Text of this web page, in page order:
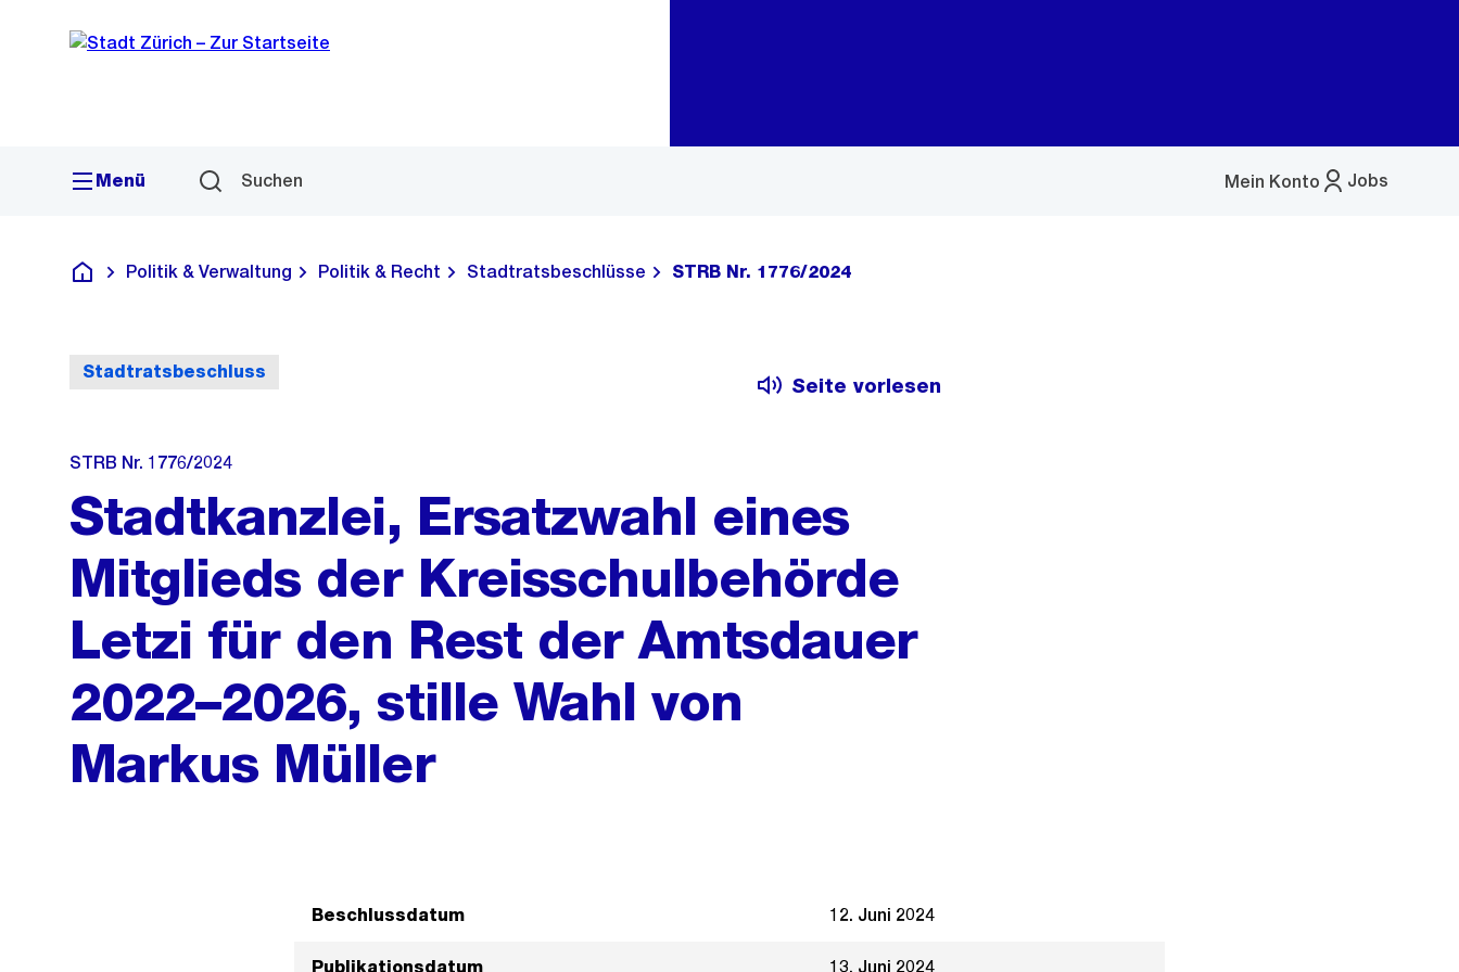
Navigation
Sprunglink
Menü Suchen Jobs
Mein Konto
Menü
Deutsch
Politik & Verwaltung Politik & Recht Stadtratsbeschlüsse STRB Nr. 1776/2024
Stadtratsbeschluss
Seite vorlesen
STRB Nr. 1776/2024
Stadtkanzlei, Ersatzwahl eines
Mitglieds der Kreisschulbehörde
Letzi für den Rest der Amtsdauer
2022–2026, stille Wahl von
Markus Müller
Beschlussdatum 12. Juni 2024
Publikationsdatum 13. Juni 2024